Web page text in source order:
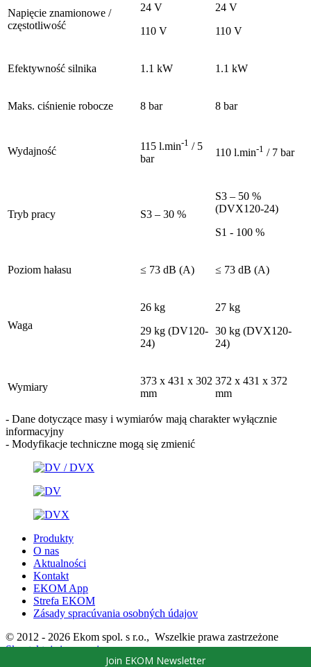
Napięcie znamionowe /
częstotliwość
24 V
110 V
24 V
110 V
Efektywność silnika 1.1 kW 1.1 kW
Maks. ciśnienie robocze 8 bar 8 bar
Wydajność 115 l.min-1 / 5
bar
110 l.min-1 / 7 bar
Tryb pracy S3 – 30 %
S3 – 50 %
(DVX120-24)
S1 - 100 %
Poziom hałasu ≤ 73 dB (A) ≤ 73 dB (A)
Waga
26 kg
29 kg (DV120-
24)
27 kg
30 kg (DVX120-
24)
Wymiary
373 x 431 x 302
mm
372 x 431 x 372
mm
- Dane dotyczące masy i wymiarów mają charakter wyłącznie
informacyjny
- Modyfikacje techniczne mogą się zmienić
Produkty
O nas
Aktualności
Kontakt
EKOM App
Strefa EKOM
Zásady spracúvania osobných údajov
© 2012 - 2026 Ekom spol. s r.o., Wszelkie prawa zastrzeżone
Skontaktuj się z nami
Join EKOM Newsletter